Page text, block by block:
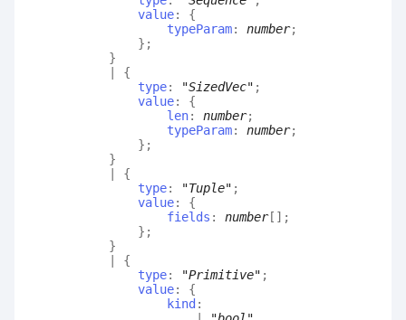
value: {
typeParam: number;
} ;
}
{
type: "SizedVec" ;
value: {
len: number;
typeParam: number;
} ;
}
{
type: "Tuple" ;
value: {
fields : number[] ;
} ;
}
{
type: "Primitive" ;
value: {
kind :